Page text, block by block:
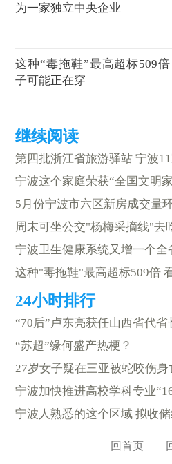
为一家独立中央企业
这种“毒拖鞋”最高超标509
子可能正在穿
第四批浙江省旅游驿站 宁波
宁波这个家庭荣获“全国文明
5月份宁波市六区新房成交量
周末可坐公交"杨梅采摘线"去
宁波卫生健康系统又增一个全
这种"毒拖鞋"最高超标509倍
“70后”卢东亮获任山西省代省
“苏超”缘何盛产热梗？
27岁女子疑在三亚被蛇咬伤身
宁波加快推进高校学科专业
宁波人熟悉的这个区域 拟收
回首页